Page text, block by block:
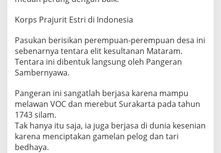
Korps Prajurit Estri di Indonesia
Pasukan berisikan perempuan-perempuan desa ini
sebenarnya tentara elit kesultanan Mataram.
Tentara ini dibentuk langsung oleh Pangeran
Sambernyawa.
Pangeran ini sangatlah berjasa karena mampu
melawan VOC dan merebut Surakarta pada tahun
1743 silam.
Tak hanya itu saja, ia juga berjasa di dunia kesenian
karena menciptakan gamelan pelog dan tari
bedhaya.